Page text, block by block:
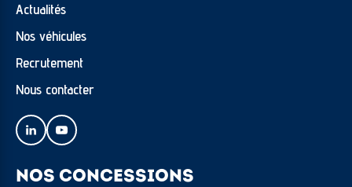
Actualités
Nos véhicules
Recrutement
Nous contacter
NOS CONCESSIONS